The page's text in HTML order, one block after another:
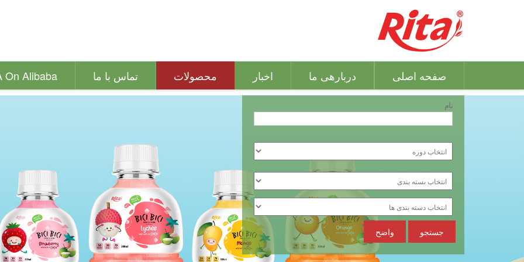
صفحه اصلی دربارهی ما اخبار محصولات تماس با ما On Alibaba
نام
جستجو واضح